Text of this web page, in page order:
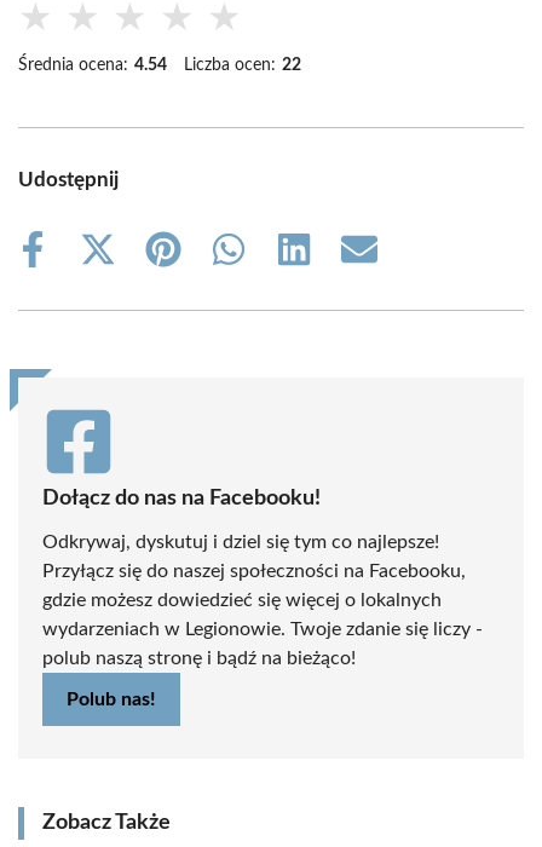
★ ★ ★ ★ ★
Średnia ocena: 4.54 Liczba ocen: 22
Udostępnij
Share
Share
(Twitter)
Share
Share
Share
Share
Dołącz do nas na Facebooku!
Odkrywaj, dyskutuj i dziel się tym co najlepsze!
Przyłącz się do naszej społeczności na Facebooku,
gdzie możesz dowiedzieć się więcej o lokalnych
wydarzeniach w Legionowie. Twoje zdanie się liczy -
polub naszą stronę i bądź na bieżąco!
Polub nas!
Zobacz Także